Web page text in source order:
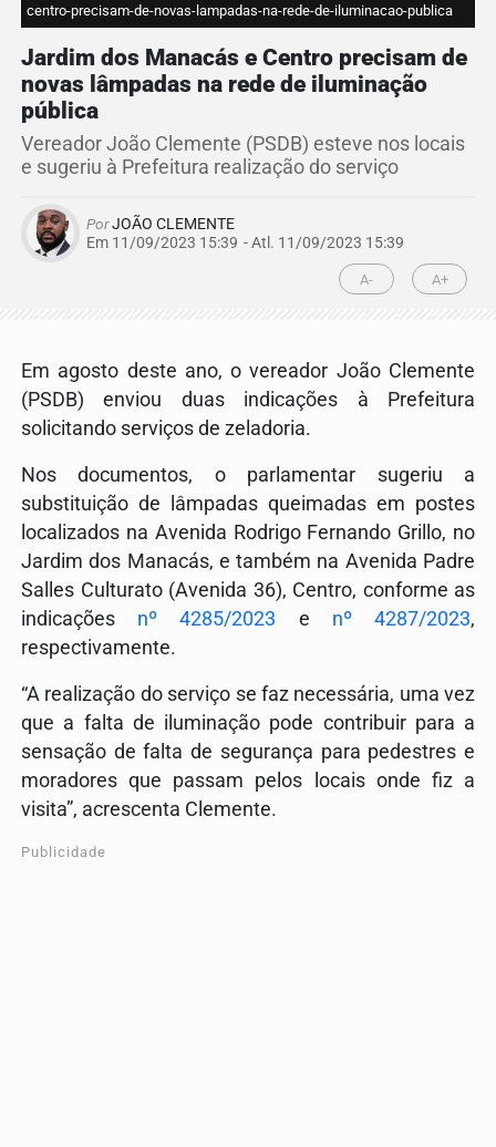
centro-precisam-de-novas-lampadas-na-rede-de-iluminacao-publica
Jardim dos Manacás e Centro precisam de
novas lâmpadas na rede de iluminação
pública
Vereador João Clemente (PSDB) esteve nos locais
e sugeriu à Prefeitura realização do serviço
PorJOÃO CLEMENTE
Em 11/09/2023 15:39 - Atl. 11/09/2023 15:39
A- A+
Em agosto deste ano, o vereador João Clemente
(PSDB) enviou duas indicações à Prefeitura
solicitando serviços de zeladoria.
Nos documentos, o parlamentar sugeriu a
substituição de lâmpadas queimadas em postes
localizados na Avenida Rodrigo Fernando Grillo, no
Jardim dos Manacás, e também na Avenida Padre
Salles Culturato (Avenida 36), Centro, conforme as
indicações nº 4285/2023 e nº 4287/2023,
respectivamente.
“A realização do serviço se faz necessária, uma vez
que a falta de iluminação pode contribuir para a
sensação de falta de segurança para pedestres e
moradores que passam pelos locais onde fiz a
visita”, acrescenta Clemente.
Publicidade